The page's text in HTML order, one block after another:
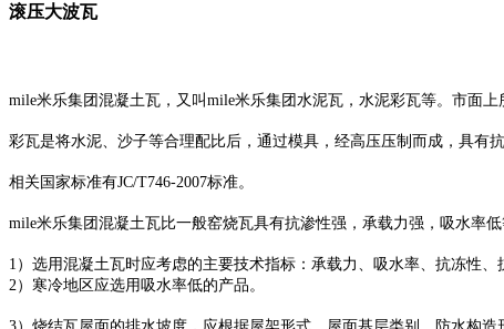
滚压大波瓦
mile米乐集团混凝土瓦，又叫mile米乐集团水泥瓦，水泥彩瓦等。市面
彩瓦是将水泥、沙子等合理配比后，通过模具，经高压压制而成，具有
相关国家标准有JC/T746-2007标准。
mile米乐集团混凝土瓦比一般窑烧瓦具有抗渗性强，承载力强，吸水率低
1）选用混凝土瓦时应考虑的主要技术指标：承载力、吸水率、抗冻性、
2）寒冷地区应选用吸水率低的产品。